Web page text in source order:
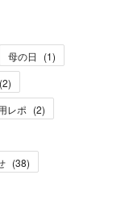
母の日 (1)
(2)
レポ (2)
(38)